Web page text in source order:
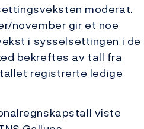
moderat.
november gir et noe
i sysselsettingen i de
bekreftes av tall fra
registrerte ledige
viste